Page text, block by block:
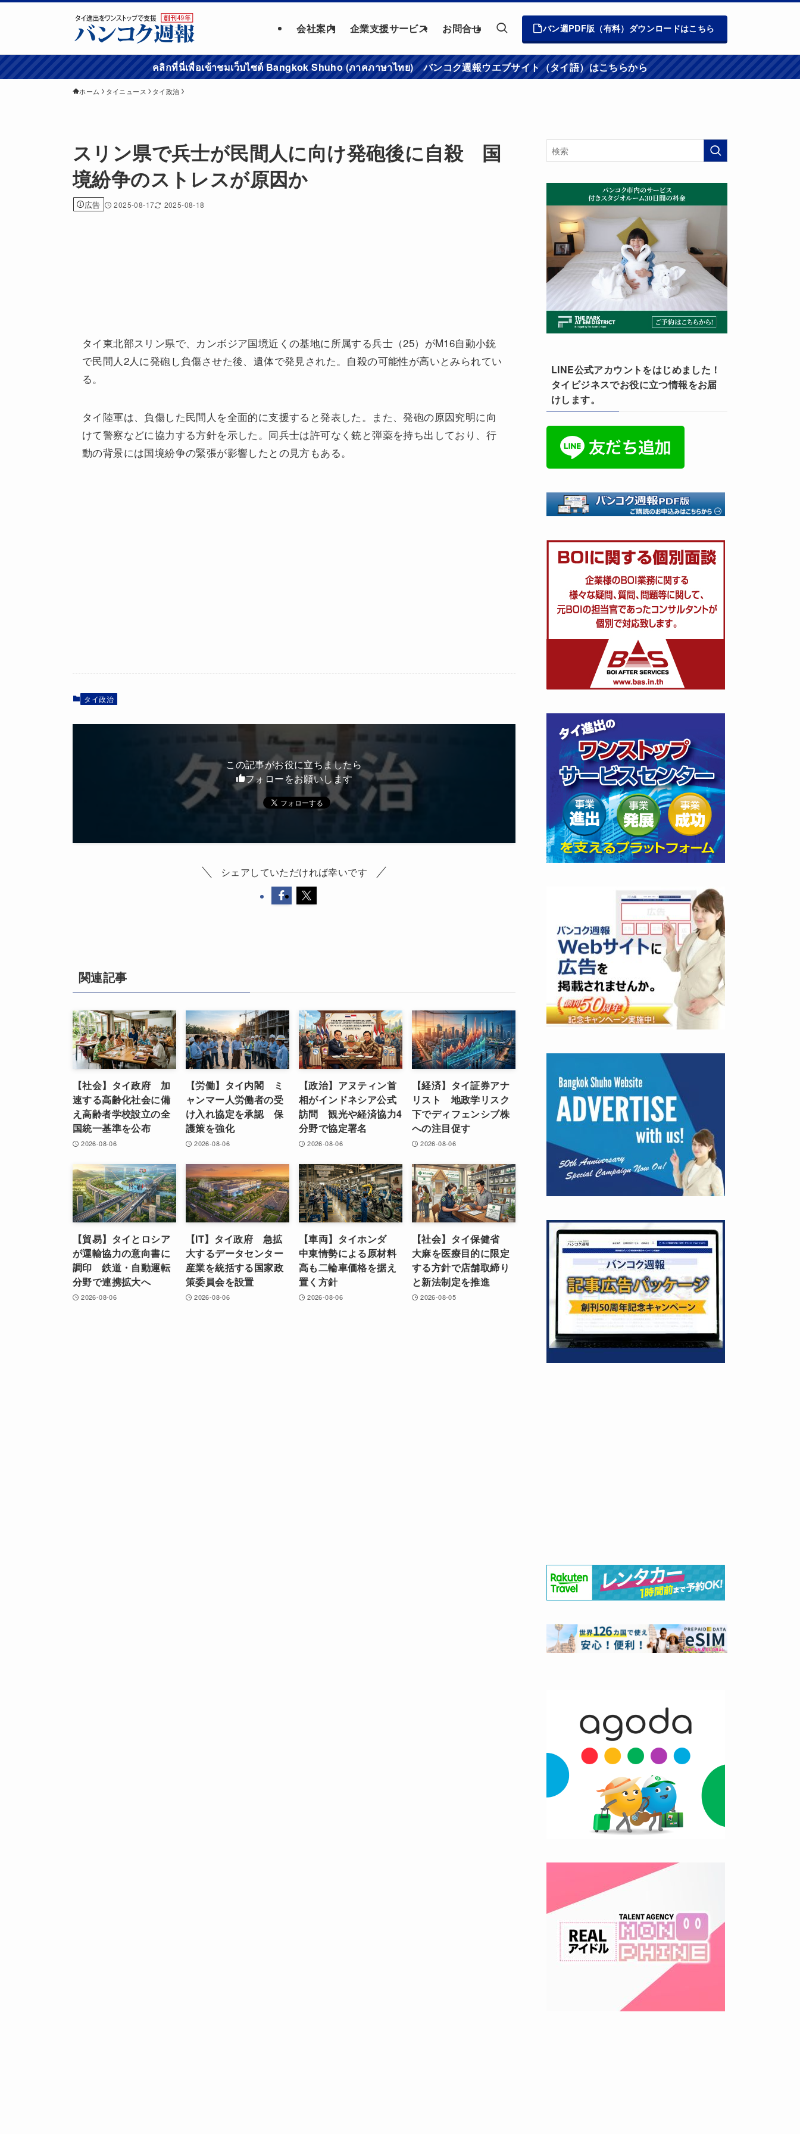
会社案内 企業支援サービス お問合せ バン週PDF版（有料）ダウンロードはこちら
คลิกที่นี่เพื่อเข้าชมเว็บไซต์ Bangkok Shuho (ภาคภาษาไทย) バンコク週報ウエブサイト（タイ語）はこちらから
ホーム タイニュース タイ政治
スリン県で兵士が民間人に向け発砲後に自殺 国
境紛争のストレスが原因か
広告 2025-08-17 2025-08-18
タイ東北部スリン県で、カンボジア国境近くの基地に所属する兵士（25）がM16自動小銃
で民間人2人に発砲し負傷させた後、遺体で発見された。自殺の可能性が高いとみられてい
る。
タイ陸軍は、負傷した民間人を全面的に支援すると発表した。また、発砲の原因究明に向
けて警察などに協力する方針を示した。同兵士は許可なく銃と弾薬を持ち出しており、行
動の背景には国境紛争の緊張が影響したとの見方もある。
タイ政治
この記事がお役に立ちましたら
フォローをお願いします
シェアしていただければ幸いです
関連記事
【社会】タイ政府 加
速する高齢化社会に備
え高齢者学校設立の全
国統一基準を公布
2026-08-06
【労働】タイ内閣 ミ
ャンマー人労働者の受
け入れ協定を承認 保
護策を強化
2026-08-06
【政治】アヌティン首
相がインドネシア公式
訪問 観光や経済協力4
分野で協定署名
2026-08-06
【経済】タイ証券アナ
リスト 地政学リスク
下でディフェンシブ株
への注目促す
2026-08-06
【貿易】タイとロシア
が運輸協力の意向書に
調印 鉄道・自動運転
分野で連携拡大へ
2026-08-06
【IT】タイ政府 急拡
大するデータセンター
産業を統括する国家政
策委員会を設置
2026-08-06
【車両】タイホンダ
中東情勢による原材料
高も二輪車価格を据え
置く方針
2026-08-06
【社会】タイ保健省
大麻を医療目的に限定
する方針で店舗取締り
と新法制定を推進
2026-08-05
LINE公式アカウントをはじめました！
タイビジネスでお役に立つ情報をお届
けします。